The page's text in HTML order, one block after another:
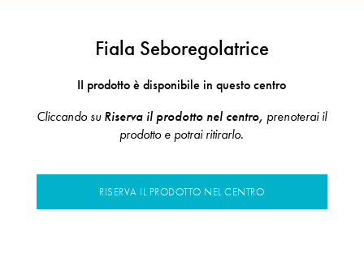
Fiala Seboregolatrice
II prodotto è disponibile in questo centro
Cliccando su Riserva il prodotto nel centro, prenoterai il
prodotto e potrai ritirarlo.
RISERVA IL PRODOTTO NEL CENTRO